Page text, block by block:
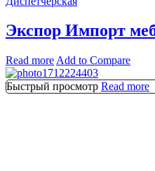
Экспор Импорт
Read more Add to Compare
Быстрый просмотр Read more